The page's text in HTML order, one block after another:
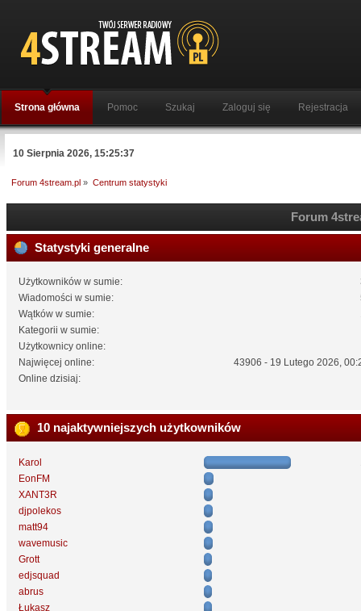
Strona główna Pomoc Szukaj Zaloguj się Rejestracja
10 Sierpnia 2026, 15:25:37
Forum 4stream.pl » Centrum statystyki
Forum
Statystyki generalne
Użytkowników w sumie:
Wiadomości w sumie:
Wątków w sumie:
Kategorii w sumie:
Użytkownicy online:
Najwięcej online:
43906 - 19 Lutego 2026,
Online dzisiaj:
10 najaktywniejszych użytkowników
Karol
EonFM
XANT3R
djpolekos
matt94
wavemusic
Grott
edjsquad
abrus
Łukasz